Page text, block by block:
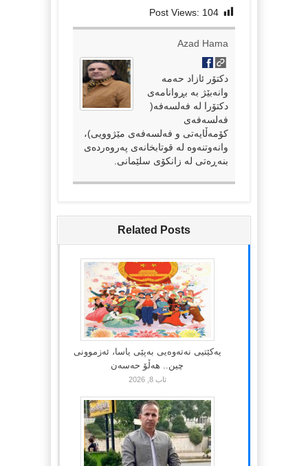
Post Views: 104
Azad Hama
دکتۆر ئازاد حەمە
وانەبێژ بە بڕوانامەی
دکتۆرا لە فەلسەفە(
فەلسەفەی
کۆمەڵایەتی و فەلسەفەی مێژوویی)،
وانەوتنەوە لە قوتابخانەی پەروەردەی
بنەڕەتی لە زانکۆی سلێمانی.
Related Posts
یەکێتیی نەتەوەیی بەپێی یاسا، ئەزموونی
چین.. هەڵۆ حەسەن
ئاب 8, 2026